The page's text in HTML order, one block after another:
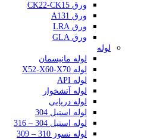
ورق CK22-CK15
ورق A131
ورق LRA
ورق GLA
لوله
لوله مانیسمان
لوله X52-X60-X70
لوله API
لوله آتشخوار
لوله دریایی
لوله استیل 304
لوله استیل 304 – 316
لوله نسوز 310 – 309